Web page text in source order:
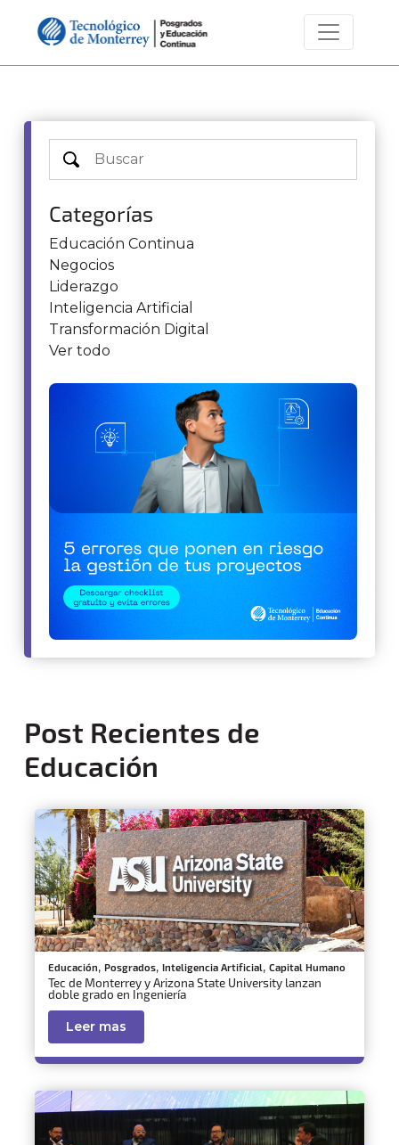
Categorías
Educación Continua
Negocios
Liderazgo
Inteligencia Artificial
Transformación Digital
Ver todo
Post Recientes de
Educación
Educación, Posgrados, Inteligencia Artificial, Capital Humano
Tec de Monterrey y Arizona State University lanzan
doble grado en Ingeniería
Leer mas